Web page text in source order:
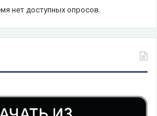
нет доступных опросов.